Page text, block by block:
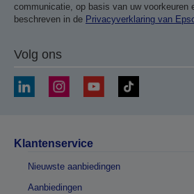
communicatie, op basis van uw voorkeuren
beschreven in de Privacyverklaring van
Volg ons
Klantenservice
Nieuwste aanbiedingen
Aanbiedingen